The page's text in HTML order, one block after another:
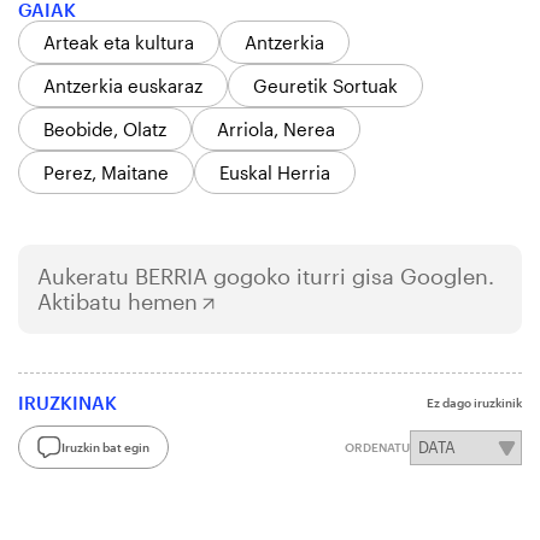
GAIAK
Arteak eta kultura
Antzerkia
Antzerkia euskaraz
Geuretik Sortuak
Beobide, Olatz
Arriola, Nerea
Perez, Maitane
Euskal Herria
Aukeratu BERRIA gogoko iturri gisa Googlen.
Aktibatu hemen
IRUZKINAK Ez dago iruzkinik
Iruzkin bat egin ORDENATU